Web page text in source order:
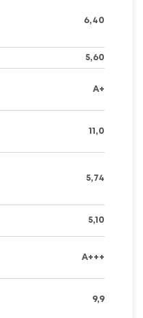
6,40
5,60
A+
11,0
5,74
5,10
A+++
9,9